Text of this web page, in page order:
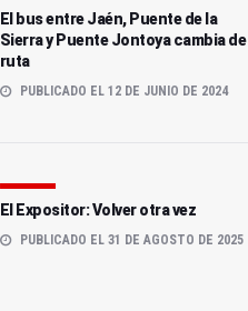
El bus entre Jaén, Puente de la
Sierra y Puente Jontoya cambia de
ruta
PUBLICADO EL 12 DE JUNIO DE 2024
El Expositor: Volver otra vez
PUBLICADO EL 31 DE AGOSTO DE 2025